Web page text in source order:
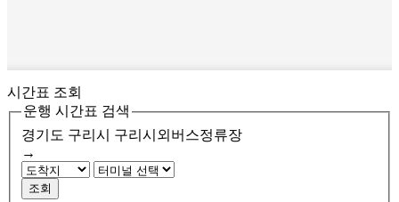
시간표 조회
운행 시간표 검색
경기도 구리시
구리시외버스정류장
→
조회